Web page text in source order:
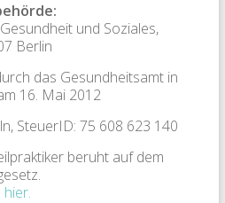
und Soziales,
Berlin
das Gesundheitsamt in
16. Mai 2012
SteuerID: 75 608 623 140
beruht auf dem
hier.